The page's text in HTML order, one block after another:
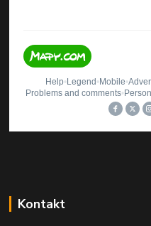
Kontakt